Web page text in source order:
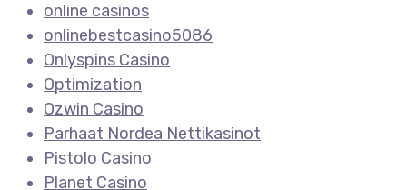
online casinos
onlinebestcasino5086
Onlyspins Casino
Optimization
Ozwin Casino
Parhaat Nordea Nettikasinot
Pistolo Casino
Planet Casino